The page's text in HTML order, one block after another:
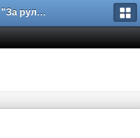
Форум "За рулем"